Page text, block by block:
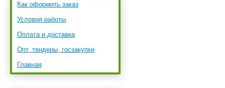
Как оформить заказ
Условия работы
Оплата и доставка
Опт, тендеры, госзакупки
Главная